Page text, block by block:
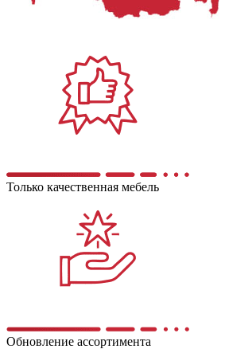
Только качественная мебель
Обновление ассортимента